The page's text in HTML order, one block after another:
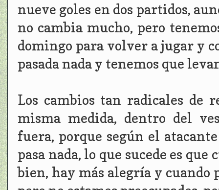
nueve goles en dos partidos,
no cambia mucho, pero
domingo para volver a jugar y
pasada nada y tenemos que
Los cambios tan radicales de
misma medida, dentro del
fuera, porque según el
pasa nada, lo que sucede es
bien, hay más alegría y cuando